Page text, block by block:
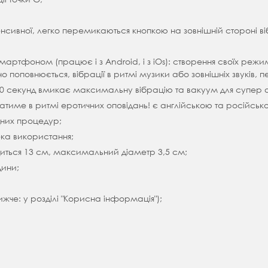
легко перемикаються кнопкою на зовнішній стороні
(працює і з Android, і з iOs): створення своїх
поповнюється, вібрації в ритмі музики або зовнішніх
секунд вмикає максимальну вібрацію та вакуум для супер
в ритмі еротичних оповідань! є англійською та
процедур;
використання;
13 см, максимальний діаметр 3,5 см;
у розділі "Корисна інформація");